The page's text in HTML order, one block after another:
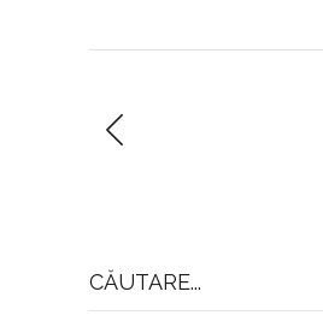
Search
for: